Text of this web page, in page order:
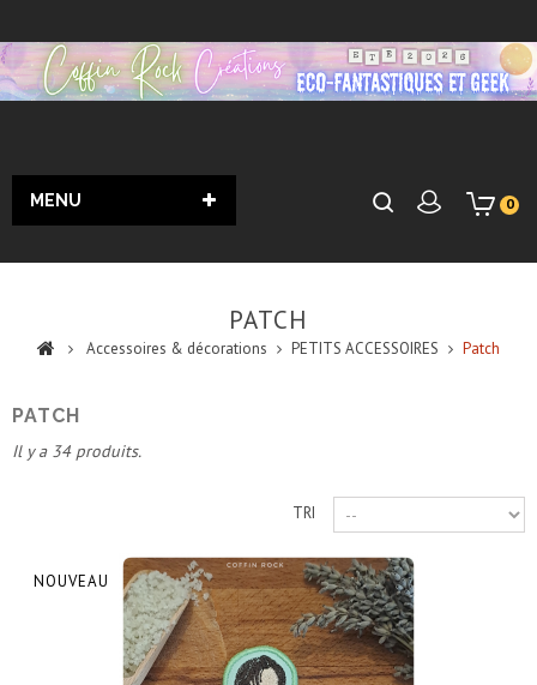
0
MENU
PATCH
Accessoires & décorations PETITS ACCESSOIRES Patch
PATCH
Il y a 34 produits.
TRI
NOUVEAU